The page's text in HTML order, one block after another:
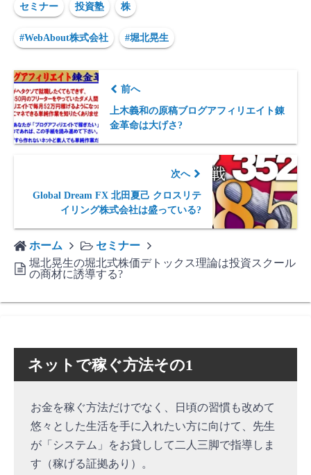
セミナー 投資塾 株
#WebAbout株式会社 #堀北晃生
前へ
上木義和の原稿ブログアフィリエイト錬
金革命は大げさ?
次へ
Global Dream FX 北田夏己 クロスリテ
イリング株式会社は盛っている?
ホーム
セミナー
堀北晃生の堀北式株価デトックス理論は投資スクール
の商材に誘導する?
ネットで稼ぐ方法その1
お金を稼ぐ方法だけでなく、日頃の習慣も改めて
悠々とした生活を手に入れたい方に向けて、先生
が「システム」をお貸しして二人三脚で指導しま
す（稼げる証拠あり）。